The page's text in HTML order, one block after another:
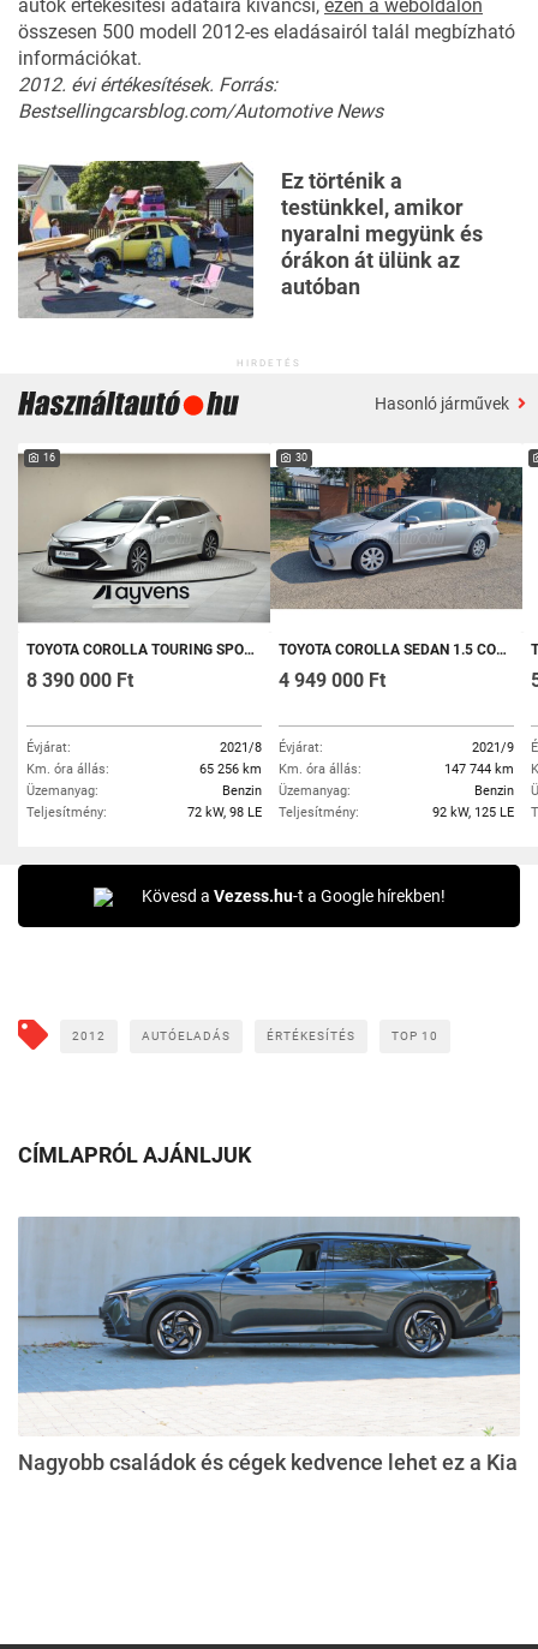
autók értékesítési adataira kíváncsi, ezen a weboldalon
összesen 500 modell 2012-es eladásairól talál megbízható
információkat.
2012. évi értékesítések. Forrás:
Bestsellingcarsblog.com/Automotive News
Ez történik a
testünkkel, amikor
nyaralni megyünk és
órákon át ülünk az
autóban
HIRDETÉS
Hasonló járművek
16
TOYOTA COROLLA TOURING SPORTS 1.8 HYBRID COMFORT TECH E-CVT MAGYAR 1.TUL-GARANTÁLT KM-SZERVIZTÖRTÉNET-ÁFÁS-GARANCIÁVAL!
8 390 000 Ft
Évjárat:
2021/8
Km. óra állás:
65 256 km
Üzemanyag:
Benzin
Teljesítmény:
72 kW, 98 LE
30
TOYOTA COROLLA SEDAN 1.5 COMFORT BUSINESS MAGYAR AUTÓ. 147 EZER KM!!!KITŰNŐ ÁLLAPOT!
4 949 000 Ft
Évjárat:
2021/9
Km. óra állás:
147 744 km
Üzemanyag:
Benzin
Teljesítmény:
92 kW, 125 LE
Kövesd a Vezess.hu-t a Google hírekben!
2012 AUTÓELADÁS ÉRTÉKESÍTÉS TOP 10
CÍMLAPRÓL AJÁNLJUK
Nagyobb családok és cégek kedvence lehet ez a Kia